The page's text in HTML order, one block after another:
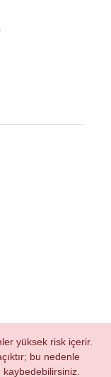
yüksek risk içerir.
bu nedenle
kaybedebilirsiniz.